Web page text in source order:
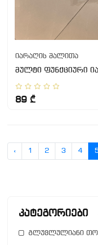
Კატეგორიები
გლუვლულიანი
იარაღის შალითა
მულტი ფუნქციური
89 ₾
‹ 1 2 3 4